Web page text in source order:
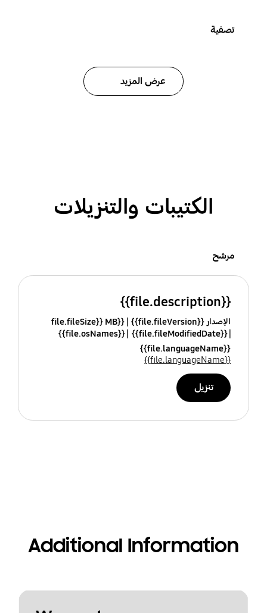
تصفية
عرض المزيد
الكتيبات والتنزيلات
مرشح
{{file.description}}
الإصدار {{file.fileVersion}}
{{file.fileSize}} MB
{{file.fileModifiedDate}}
{{file.osNames}}
{{file.languageName}}
{{file.languageName}}
تنزيل
Additional Information